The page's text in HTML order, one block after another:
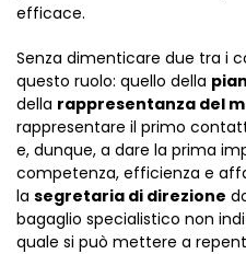
efficace.
Senza dimenticare due tra i
questo ruolo: quello della
della rappresentanza del
rappresentare il primo
e, dunque, a dare la prima
competenza, efficienza e
la segretaria di direzione
bagaglio specialistico non
quale si può mettere a